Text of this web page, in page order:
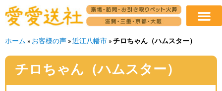
ホーム » お客様の声 »近江八幡市 »チロちゃん（ハムスター）
チロちゃん（ハムスター）